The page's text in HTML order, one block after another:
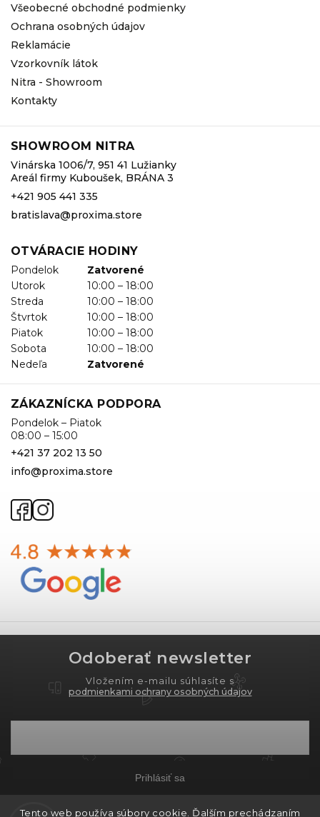
Tento web používa súbory cookie. Ďalším prechádzaním
Všeobecné obchodné podmienky
Ochrana osobných údajov
Reklamácie
Vzorkovník látok
Nitra - Showroom
Kontakty
SHOWROOM NITRA
Vinárska 1006/7, 951 41 Lužianky
Areál firmy Kuboušek, BRÁNA 3
+421 905 441 335
bratislava@proxima.store
OTVÁRACIE HODINY
Pondelok
Zatvorené
Utorok
10:00 – 18:00
Streda
10:00 – 18:00
Štvrtok
10:00 – 18:00
Piatok
10:00 – 18:00
Sobota
10:00 – 18:00
Nedeľa
Zatvorené
ZÁKAZNÍCKA PODPORA
Pondelok – Piatok
08:00 – 15:00
+421 37 202 13 50
info@proxima.store
Odoberať newsletter
Vložením e-mailu súhlasíte s
podmienkami ochrany osobných údajov
Prihlásiť sa